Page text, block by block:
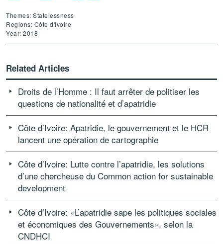
Themes: Statelessness
Regions: Côte d'Ivoire
Year: 2018
Related Articles
Droits de l’Homme : Il faut arrêter de politiser les
questions de nationalité et d’apatridie
Côte d’Ivoire: Apatridie, le gouvernement et le HCR
lancent une opération de cartographie
Côte d’Ivoire: Lutte contre l’apatridie, les solutions
d’une chercheuse du Common action for sustainable
development
Côte d’Ivoire: «L’apatridie sape les politiques sociales
et économiques des Gouvernements», selon la
CNDHCI